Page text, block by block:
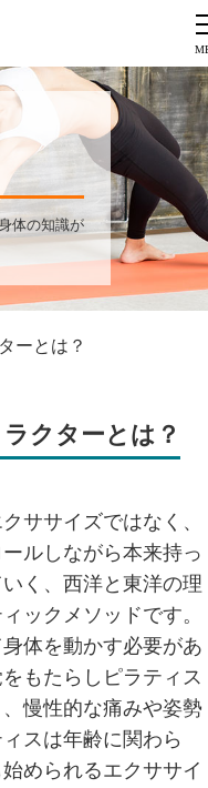
体の知識が
ーとは？
クターとは？
ササイズではなく、
ルしながら本来持っ
く、西洋と東洋の理
ックメソッドです。
体を動かす必要があ
もたらしピラティス
慢性的な痛みや姿勢
スは年齢に関わら
められるエクササイ